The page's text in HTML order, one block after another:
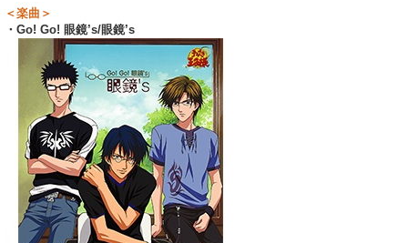
＜楽曲＞
・Go! Go! 眼鏡’s/眼鏡’s